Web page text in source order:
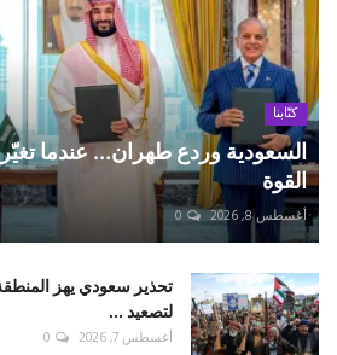
كتّابنا
السعودية وردع طهران... عندما
القوة
أغسطس 8, 2026 0
تحذير سعودي يهز
لتصعيد ...
أغسطس 7, 2026 0